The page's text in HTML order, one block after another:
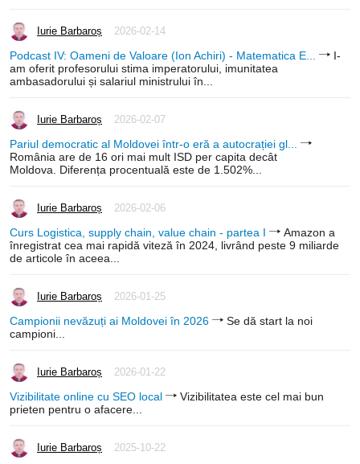
Iurie Barbaroș 2026-02-14
Podcast IV: Oameni de Valoare (Ion Achiri) - Matematica E...
I-
am oferit profesorului stima imperatorului, imunitatea
ambasadorului și salariul ministrului în...
Iurie Barbaroș 2026-02-07
Pariul democratic al Moldovei într-o eră a autocrației gl...
România are de 16 ori mai mult ISD per capita decât
Moldova. Diferența procentuală este de 1.502%...
Iurie Barbaroș 2026-02-06
Curs Logistica, supply chain, value chain - partea I
Amazon a
înregistrat cea mai rapidă viteză în 2024, livrând peste 9 miliarde
de articole în aceea...
Iurie Barbaroș 2026-01-25
Campionii nevăzuți ai Moldovei în 2026
Se dă start la noi
campioni...
Iurie Barbaroș 2026-01-22
Vizibilitate online cu SEO local
Vizibilitatea este cel mai bun
prieten pentru o afacere...
Iurie Barbaroș 2025-10-22